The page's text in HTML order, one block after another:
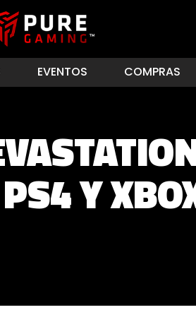
EVENTOS COMPRAS
Y